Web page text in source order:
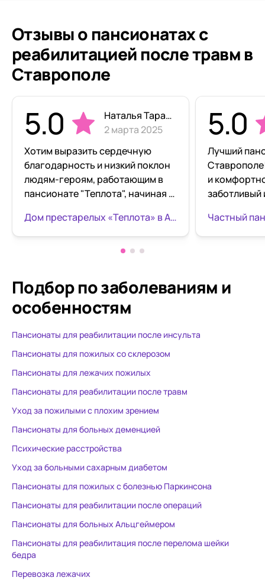
Отзывы о пансионатах с
реабилитацией после травм в
Ставрополе
5.0
Наталья Тарасова
2 марта 2025
Хотим выразить сердечную
благодарность и низкий поклон
людям-героям, работающим в
пансионате "Теплота", начиная с
Викторовича и заведующей
Светланы Васильевны и каждой
девочке-сиделке Оксане,
отдельное большое
человеческое Спасибо! Так
сложились наши жизненные
обратились за помощью по
уходу за нашим папочкой,
Альцгеймера, в этот пансионат.
Светлана Васильевна очень
чуткий, понимающий и
всегда понимала, откликалась
на любую просьбу и всегда
помогала в трудную минуту по
девочка-сиделка отличается
своей душевностью,
человечностью и желанием
человеку, который столкнулся с
трудной жизненной ситуацией.
Спасибо Вам за Теплоту, Заботу,
Дом престарелых «Теплота» в Армавире
5.0
Лучший
и
заботливый
мы выбрали именно этот дом
Подбор по заболеваниям и
особенностям
Пансионаты для реабилитации после инсульта
Пансионаты для пожилых со склерозом
Пансионаты для лежачих пожилых
Пансионаты для реабилитации после травм
Уход за пожилыми с плохим зрением
Пансионаты для больных деменцией
Психические расстройства
Уход за больными сахарным диабетом
Пансионаты для пожилых с болезнью Паркинсона
Пансионаты для реабилитации после операций
Пансионаты для больных Альцгеймером
Пансионаты для реабилитация после перелома шейки
бедра
Перевозка лежачих